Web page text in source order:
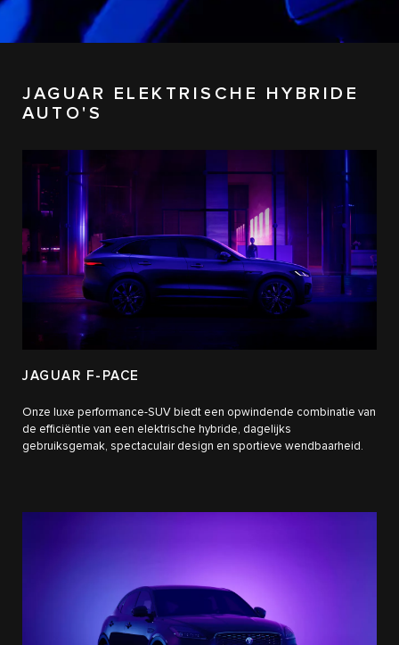
JAGUAR ELEKTRISCHE HYBRIDE
AUTO'S
JAGUAR F-PACE
Onze luxe performance-SUV biedt een opwindende combinatie van
de efficiëntie van een elektrische hybride, dagelijks
gebruiksgemak, spectaculair design en sportieve wendbaarheid.